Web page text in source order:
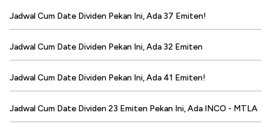
Jadwal Cum Date Dividen Pekan Ini, Ada 37 Emiten!
Jadwal Cum Date Dividen Pekan Ini, Ada 32 Emiten
Jadwal Cum Date Dividen Pekan Ini, Ada 41 Emiten!
Jadwal Cum Date Dividen 23 Emiten Pekan Ini, Ada INCO - MTLA